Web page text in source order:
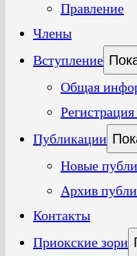
Правление
Члены
Вступление
Общая
Публикации
Новые
Архив
Контакты
Приокские зори